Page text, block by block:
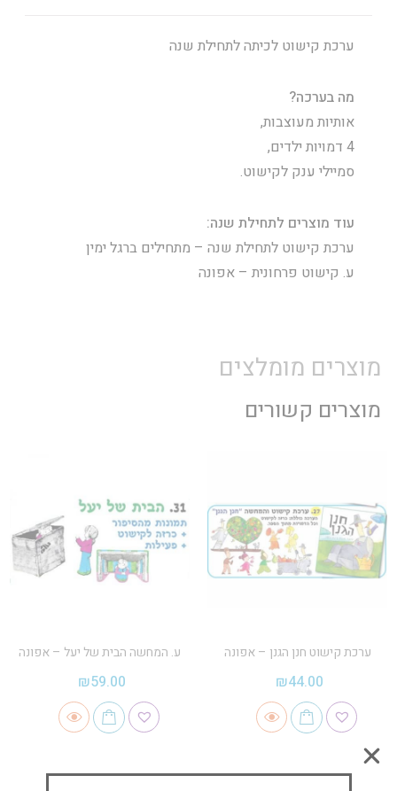
ערכת קישוט לכיתה לתחילת שנה
מה בערכה?
אותיות מעוצבות,
4 דמויות ילדים,
סמיילי ענק לקישוט.
עוד מוצרים לתחילת שנה:
ערכת קישוט לתחילת שנה – מתחילים ברגל ימין
ע. קישוט פרחונית – אפונה
מוצרים מומלצים
מוצרים קשורים
ערכת קישוט חנן הגנן – אפונה
₪44.00
ע. המחשה הבית של יעל – אפונה
₪59.00